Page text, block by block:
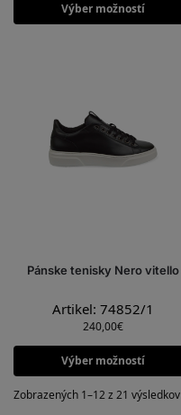
Výber možností
Pánske tenisky Nero vitello
Artikel: 74852/1
240,00€
Výber možností
Zobrazených 1–12 z 21 výsledkov